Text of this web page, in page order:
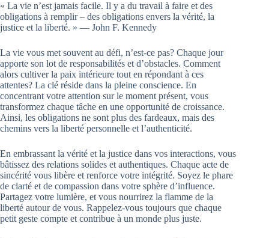
« La vie n’est jamais facile. Il y a du travail à faire et des
obligations à remplir – des obligations envers la vérité, la
justice et la liberté. » — John F. Kennedy
La vie vous met souvent au défi, n’est-ce pas? Chaque jour
apporte son lot de responsabilités et d’obstacles. Comment
alors cultiver la paix intérieure tout en répondant à ces
attentes? La clé réside dans la pleine conscience. En
concentrant votre attention sur le moment présent, vous
transformez chaque tâche en une opportunité de croissance.
Ainsi, les obligations ne sont plus des fardeaux, mais des
chemins vers la liberté personnelle et l’authenticité.
En embrassant la vérité et la justice dans vos interactions, vous
bâtissez des relations solides et authentiques. Chaque acte de
sincérité vous libère et renforce votre intégrité. Soyez le phare
de clarté et de compassion dans votre sphère d’influence.
Partagez votre lumière, et vous nourrirez la flamme de la
liberté autour de vous. Rappelez-vous toujours que chaque
petit geste compte et contribue à un monde plus juste.